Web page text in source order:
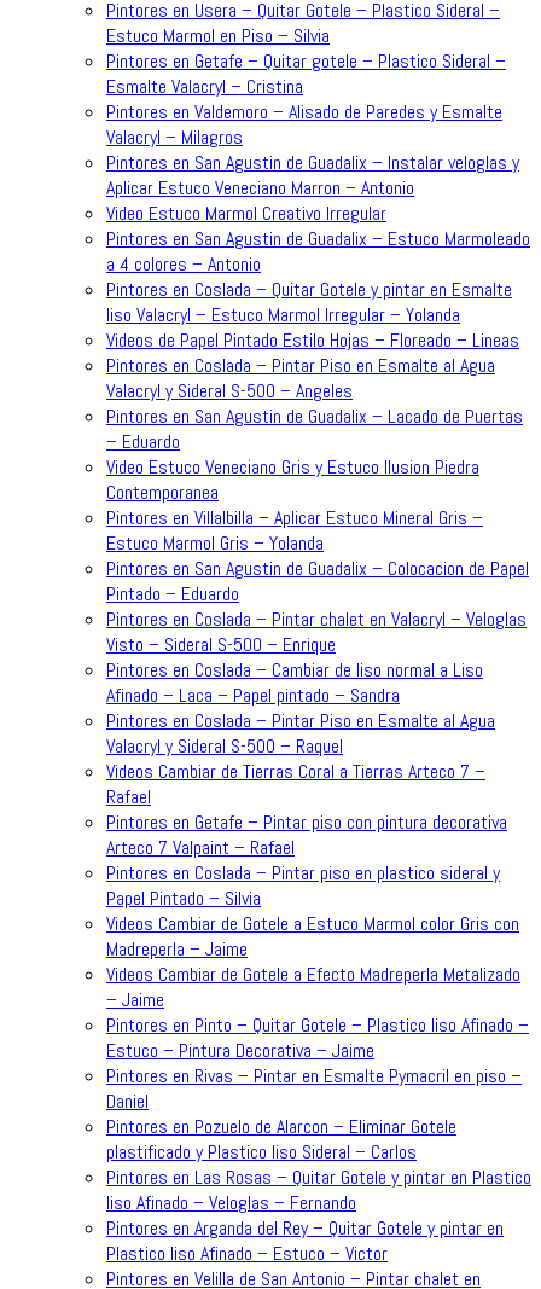
Pintores en Usera – Quitar Gotele – Plastico Sideral –
Estuco Marmol en Piso – Silvia
Pintores en Getafe – Quitar gotele – Plastico Sideral –
Esmalte Valacryl – Cristina
Pintores en Valdemoro – Alisado de Paredes y Esmalte
Valacryl – Milagros
Pintores en San Agustin de Guadalix – Instalar veloglas y
Aplicar Estuco Veneciano Marron – Antonio
Video Estuco Marmol Creativo Irregular
Pintores en San Agustin de Guadalix – Estuco Marmoleado
a 4 colores – Antonio
Pintores en Coslada – Quitar Gotele y pintar en Esmalte
liso Valacryl – Estuco Marmol Irregular – Yolanda
Videos de Papel Pintado Estilo Hojas – Floreado – Lineas
Pintores en Coslada – Pintar Piso en Esmalte al Agua
Valacryl y Sideral S-500 – Angeles
Pintores en San Agustin de Guadalix – Lacado de Puertas
– Eduardo
Video Estuco Veneciano Gris y Estuco Ilusion Piedra
Contemporanea
Pintores en Villalbilla – Aplicar Estuco Mineral Gris –
Estuco Marmol Gris – Yolanda
Pintores en San Agustin de Guadalix – Colocacion de Papel
Pintado – Eduardo
Pintores en Coslada – Pintar chalet en Valacryl – Veloglas
Visto – Sideral S-500 – Enrique
Pintores en Coslada – Cambiar de liso normal a Liso
Afinado – Laca – Papel pintado – Sandra
Pintores en Coslada – Pintar Piso en Esmalte al Agua
Valacryl y Sideral S-500 – Raquel
Videos Cambiar de Tierras Coral a Tierras Arteco 7 –
Rafael
Pintores en Getafe – Pintar piso con pintura decorativa
Arteco 7 Valpaint – Rafael
Pintores en Coslada – Pintar piso en plastico sideral y
Papel Pintado – Silvia
Videos Cambiar de Gotele a Estuco Marmol color Gris con
Madreperla – Jaime
Videos Cambiar de Gotele a Efecto Madreperla Metalizado
– Jaime
Pintores en Pinto – Quitar Gotele – Plastico liso Afinado –
Estuco – Pintura Decorativa – Jaime
Pintores en Rivas – Pintar en Esmalte Pymacril en piso –
Daniel
Pintores en Pozuelo de Alarcon – Eliminar Gotele
plastificado y Plastico liso Sideral – Carlos
Pintores en Las Rosas – Quitar Gotele y pintar en Plastico
liso Afinado – Veloglas – Fernando
Pintores en Arganda del Rey – Quitar Gotele y pintar en
Plastico liso Afinado – Estuco – Victor
Pintores en Velilla de San Antonio – Pintar chalet en